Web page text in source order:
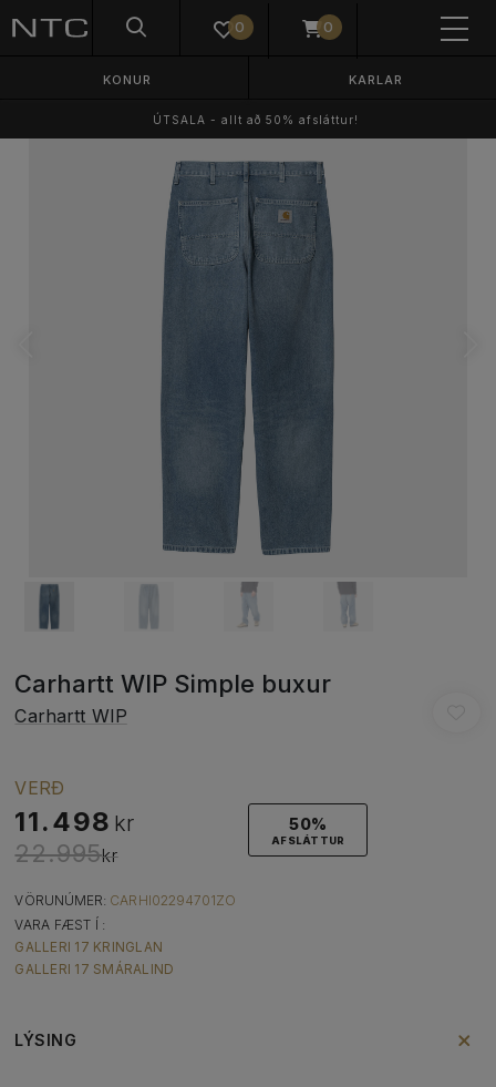
0 0
KONUR KARLAR
ÚTSALA - allt að 50% afsláttur!
Carhartt WIP Simple buxur
Carhartt WIP
VERÐ
11.498 kr
22.995kr
50%
AFSLÁTTUR
VÖRUNÚMER: CARHI02294701ZO
VARA FÆST Í :
GALLERI 17 KRINGLAN
GALLERI 17 SMÁRALIND
LÝSING